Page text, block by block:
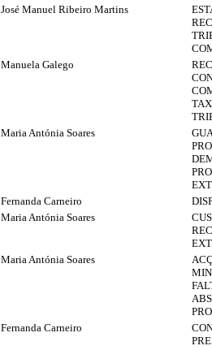
José Manuel Ribeiro Martins
Manuela Galego
Maria Antónia Soares
Fernanda Carneiro
Maria Antónia Soares
Maria Antónia Soares
Fernanda Carneiro